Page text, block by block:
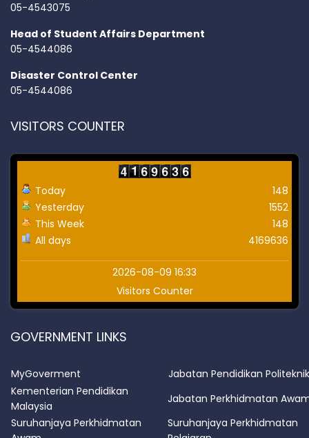
05-4543075
Head of Student Affairs Department
05-4544086
Disaster Control Center
05-4544086
VISITORS COUNTER
Today
Yesterday
This Week
All days
148
1552
148
4169636
2026-08-09 16:33
Visitors Counter
GOVERNMENT LINKS
MyGoverment
Jabatan Pendidikan Politeknik
Kementerian Pendidikan
Malaysia
Jabatan Perkhidmatan
Suruhanjaya Perkhidmatan
Suruhanjaya Perkhidmatan